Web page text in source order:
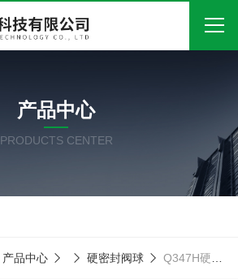
关于我们
产品中心
在线留言
产品中心
PRODUCTS CENTER
产品中心 硬密封阀球 Q347H硬密封球阀/自由锻固定球阀